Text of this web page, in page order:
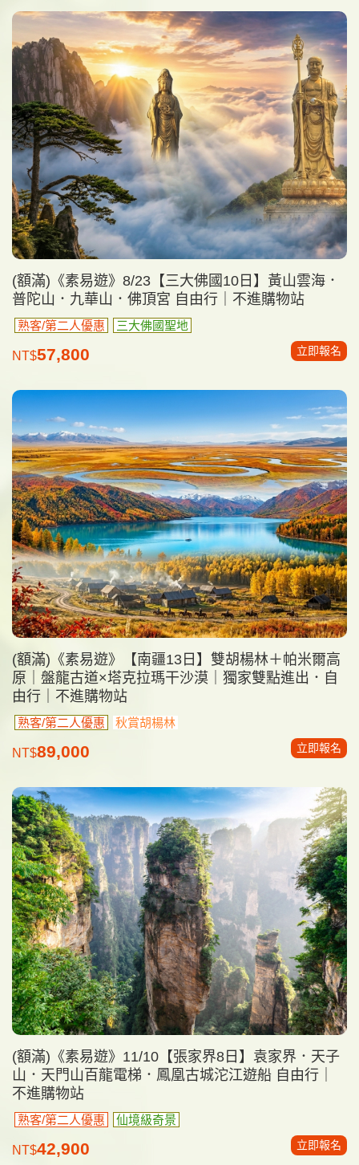
(額滿)《素易遊》8/23【三大佛國10日】黃山雲海．
普陀山．九華山．佛頂宮 自由行｜不進購物站
熟客/第二人優惠 三大佛國聖地
NT$57,800 立即報名
(額滿)《素易遊》【南疆13日】雙胡楊林＋帕米爾高
原｜盤龍古道×塔克拉瑪干沙漠｜獨家雙點進出．自
由行｜不進購物站
熟客/第二人優惠 秋賞胡楊林
NT$89,000 立即報名
(額滿)《素易遊》11/10【張家界8日】袁家界．天子
山．天門山百龍電梯．鳳凰古城沱江遊船 自由行｜
不進購物站
熟客/第二人優惠 仙境級奇景
NT$42,900 立即報名